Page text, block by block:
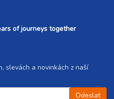
of journeys together
slevách a novinkách z naší